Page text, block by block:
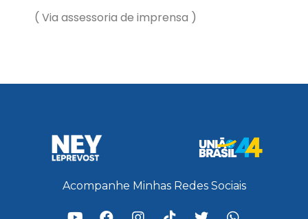
( Via assessoria de imprensa )
Acompanhe Minhas Redes Sociais